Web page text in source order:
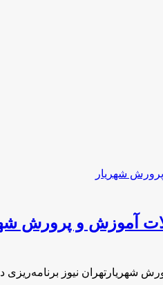
آموزش و پرورش
شهریارتهران نیوز